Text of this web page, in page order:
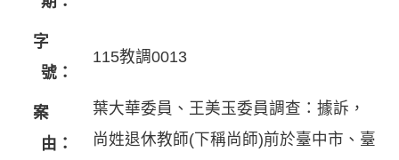
字
號：
115教調0013
案
由：
葉大華委員、王美玉委員調查：據訴，
尚姓退休教師(下稱尚師)前於臺中市、臺